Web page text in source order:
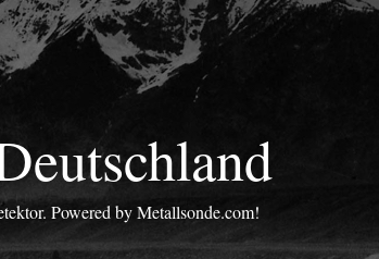
Powered by Metallsonde.com!